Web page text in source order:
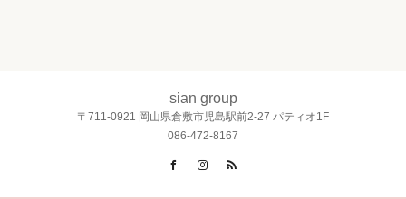
sian group
〒711-0921 岡山県倉敷市児島駅前2-27 パティオ1F
086-472-8167
FacebookInstagram